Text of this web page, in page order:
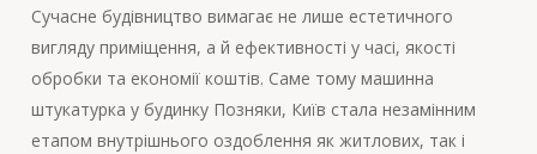
Сучасне будівництво вимагає не лише естетичного
вигляду приміщення, а й ефективності у часі, якості
обробки та економії коштів. Саме тому машинна
штукатурка у будинку Позняки, Київ стала незамінним
етапом внутрішнього оздоблення як житлових, так і